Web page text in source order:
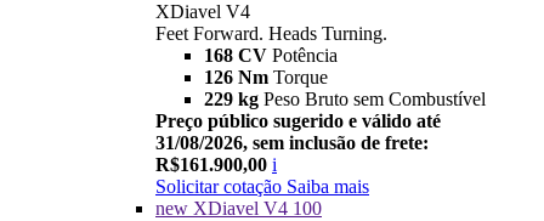
XDiavel V4
Feet Forward. Heads Turning.
168 CV Potência
126 Nm Torque
229 kg Peso Bruto sem Combustível
Preço público sugerido e válido até
31/08/2026, sem inclusão de frete:
R$161.900,00 i
Solicitar cotação Saiba mais
new XDiavel V4 100